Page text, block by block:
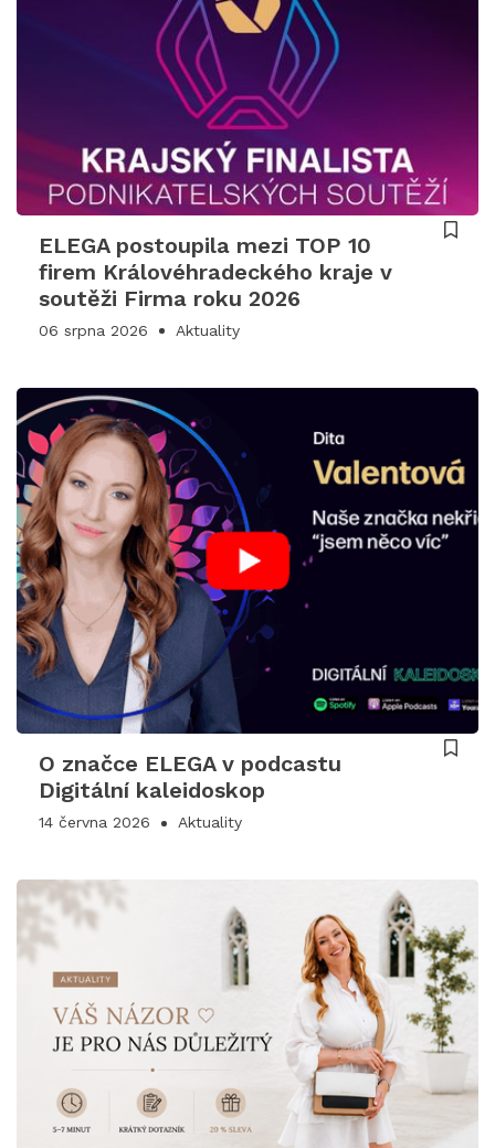
ELEGA postoupila mezi TOP 10
firem Královéhradeckého kraje v
soutěži Firma roku 2026
06 srpna 2026 Aktuality
O značce ELEGA v podcastu
Digitální kaleidoskop
14 června 2026 Aktuality